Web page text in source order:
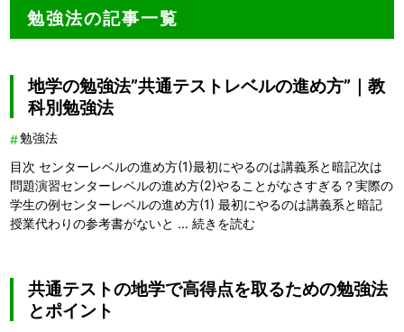
勉強法の記事一覧
地学の勉強法”共通テストレベルの進め方”｜教
科別勉強法
勉強法
目次 センターレベルの進め方(1)最初にやるのは講義系と暗記次は
問題演習センターレベルの進め方(2)やることがなさすぎる？実際の
学生の例センターレベルの進め方(1) 最初にやるのは講義系と暗記
授業代わりの参考書がないと …続きを読む
共通テストの地学で高得点を取るための勉強法
とポイント